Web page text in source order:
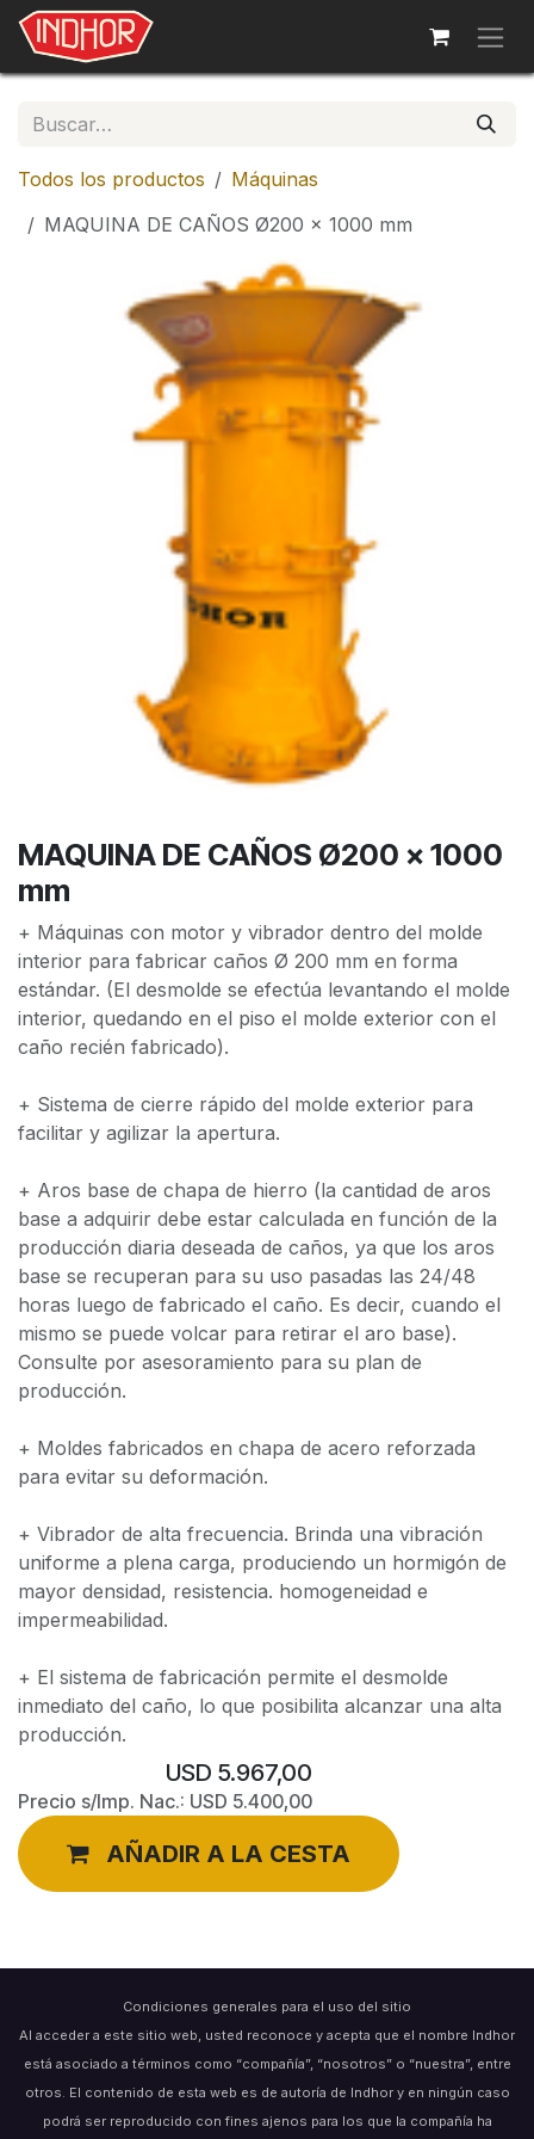
Ir al contenido
Todos los productos
Máquinas
MAQUINA DE CAÑOS Ø200 x 1000 mm
MAQUINA DE CAÑOS Ø200 x 1000
mm
+ Máquinas con motor y vibrador dentro del molde
interior para fabricar caños Ø 200 mm en forma
estándar. (El desmolde se efectúa levantando el molde
interior, quedando en el piso el molde exterior con el
caño recién fabricado).
+ Sistema de cierre rápido del molde exterior para
facilitar y agilizar la apertura.
+ Aros base de chapa de hierro (la cantidad de aros
base a adquirir debe estar calculada en función de la
producción diaria deseada de caños, ya que los aros
base se recuperan para su uso pasadas las 24/48
horas luego de fabricado el caño. Es decir, cuando el
mismo se puede volcar para retirar el aro base).
Consulte por asesoramiento para su plan de
producción.
+ Moldes fabricados en chapa de acero reforzada
para evitar su deformación.
+ Vibrador de alta frecuencia. Brinda una vibración
uniforme a plena carga, produciendo un hormigón de
mayor densidad, resistencia. homogeneidad e
impermeabilidad.
+ El sistema de fabricación permite el desmolde
inmediato del caño, lo que posibilita alcanzar una alta
producción.
USD 5.967,00
Precio s/Imp. Nac.: USD 5.400,00
AÑADIR A LA CESTA
Condiciones generales para el uso del sitio
Al acceder a este sitio web, usted reconoce y acepta que el nombre Indhor
está asociado a términos como “compañía”, “nosotros” o “nuestra”, entre
otros. El contenido de esta web es de autoría de Indhor y en ningún caso
podrá ser reproducido con fines ajenos para los que la compañía ha